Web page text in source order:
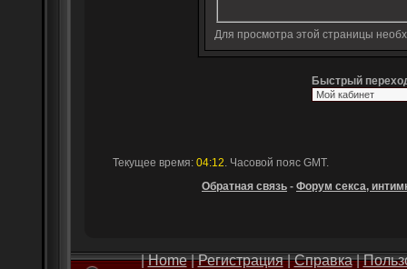
Для просмотра этой страницы
Быстрый
Текущее время: 04:12. Часовой пояс GMT.
Обратная связь - Форум секса,
|Home|Регистрация|Справка|